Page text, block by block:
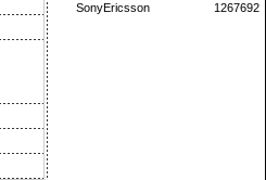
SonyEricsson
1267692